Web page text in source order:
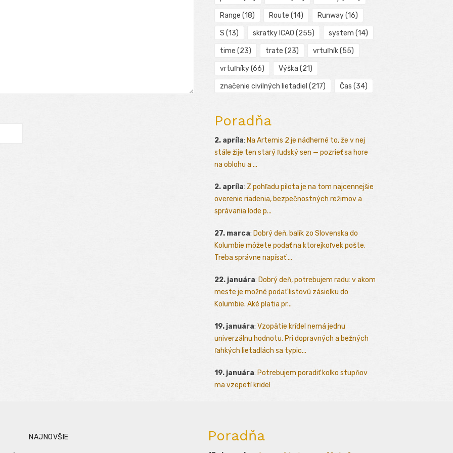
Range (18) Route (14) Runway(16)
S (13) skratky ICAO (255) system (14)
time (23) trate (23) vrtuľník(55)
vrtuľníky(66) Výška (21)
značenie civilných lietadiel (217) Čas (34)
Poradňa
2. apríla: Na Artemis 2 je nádherné to, že v nej
stále žije ten starý ľudský sen — pozrieť sa hore
na oblohu a ...
2. apríla: Z pohľadu pilota je na tom najcennejšie
overenie riadenia, bezpečnostných režimov a
správania lode p...
27. marca: Dobrý deň, balík zo Slovenska do
Kolumbie môžete podať na ktorejkoľvek pošte.
Treba správne napísať ...
22. januára: Dobrý deň, potrebujem radu: v akom
meste je možné podať listovú zásielku do
Kolumbie. Aké platia pr...
19. januára: Vzopätie krídel nemá jednu
univerzálnu hodnotu. Pri dopravných a bežných
ľahkých lietadlách sa typic...
19. januára: Potrebujem poradiť kolko stupňov
ma vzepetí kridel
NAJNOVŠIE Poradňa